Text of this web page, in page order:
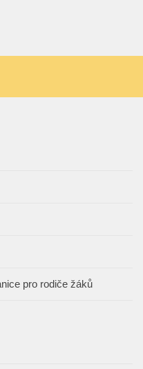
pro rodiče žáků